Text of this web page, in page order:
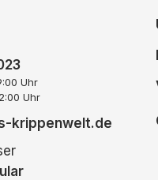
Uhr
Uhr
krippenwelt.de